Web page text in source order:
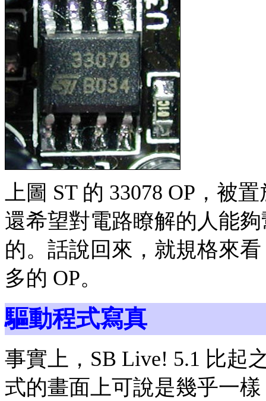
上圖 ST 的 33078 OP，被
還希望對電路瞭解的人能
的。話說回來，就規格來
多的 OP。
驅動程式寫真
事實上，SB Live! 5.1 比起
式的畫面上可說是幾乎一